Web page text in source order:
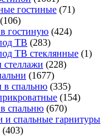
гостиные (71)
(106)
гостиную (424)
ТВ (283)
ТВ стеклянные (1)
(228)
(1677)
в спальню (335)
(154)
спальню (670)
и спальные гарнитуры
(403)